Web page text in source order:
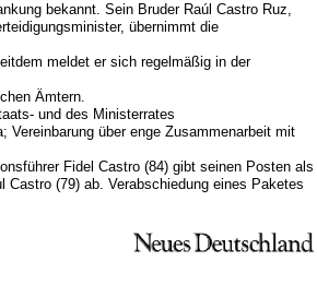
bekannt. Sein Bruder Raúl Castro Ruz,
übernimmt die
meldet er sich regelmäßig in der
Ämtern.
und des Ministerrates
Vereinbarung über enge Zusammenarbeit mit
Fidel Castro (84) gibt seinen Posten als
(79) ab. Verabschiedung eines Paketes